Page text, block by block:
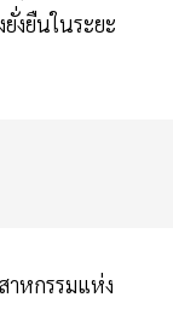
งยืนในระยะ
าหกรรมแห่ง